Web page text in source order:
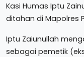
Kasi Humas Iptu
ditahan di Mapolres
Iptu Zaiunullah
sebagai pemetik